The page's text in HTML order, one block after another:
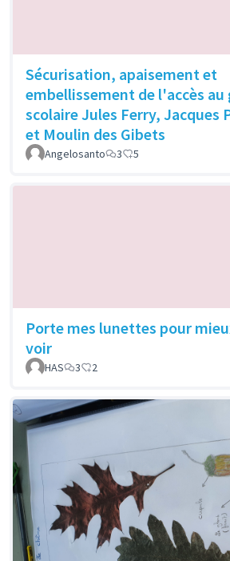
Sécurisation, apaisement et
embellissement de l'accès au
scolaire Jules Ferry, Jacques
et Moulin des Gibets
Angelosanto 3 5
Porte mes lunettes pour
voir
HAS 3 2